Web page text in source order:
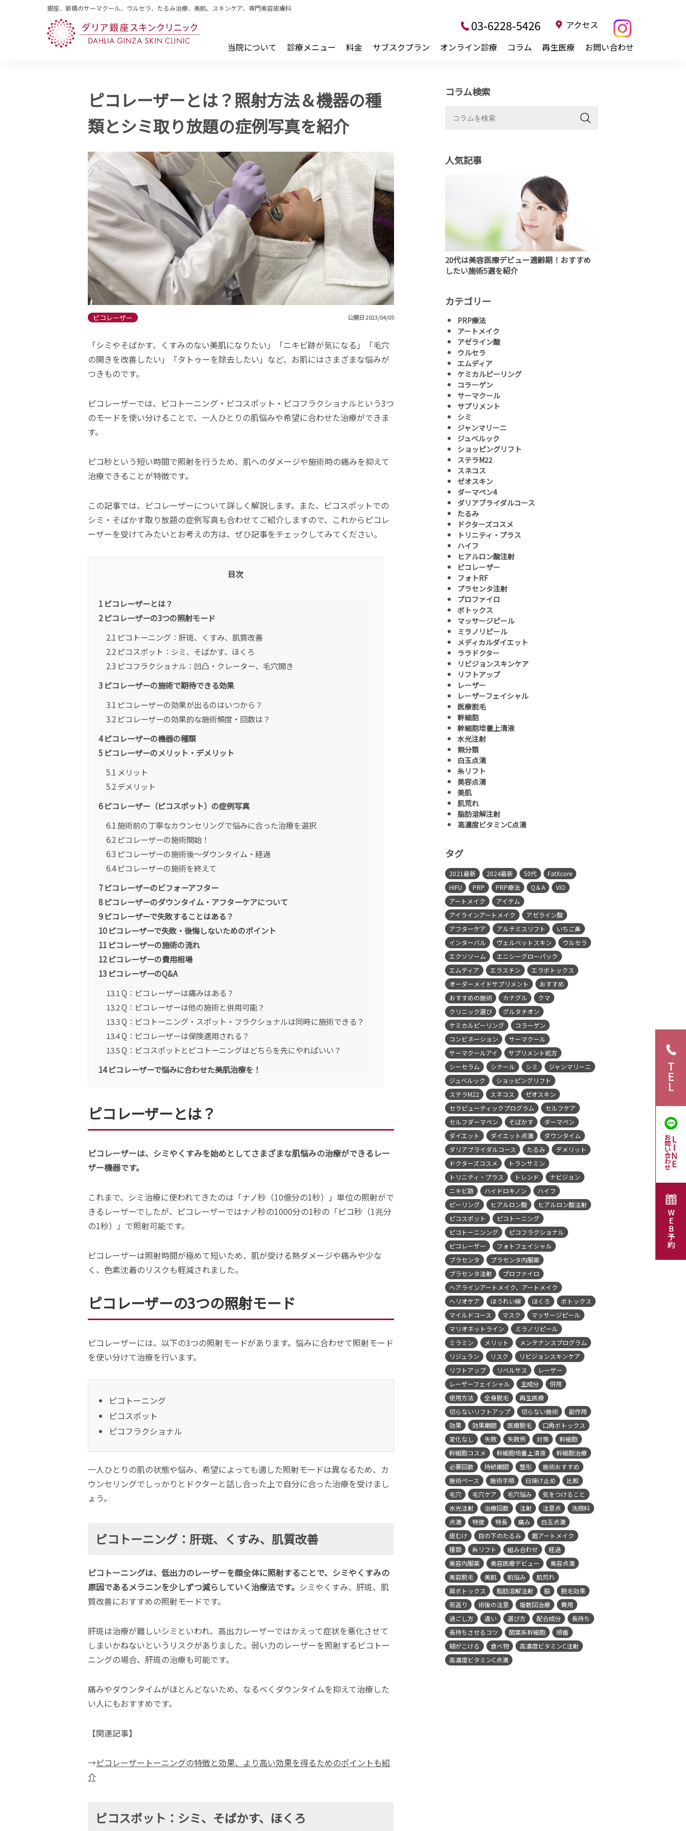
銀座、新橋のサーマクール、ウルセラ、たるみ治療、美肌、スキンケア、専門美容皮膚科
当院について 診療メニュー 料金 サブスクプラン オンライン診療 コラム 再生医療 お問い合わせ
03-6228-5426 アクセス
ピコレーザーとは？照射方法＆機器の種
類とシミ取り放題の症例写真を紹介
ピコレーザー 公開日 2023/04/05
「シミやそばかす、くすみのない美肌になりたい」「ニキビ跡が気になる」「毛穴
の開きを改善したい」「タトゥーを除去したい」など、お肌にはさまざまな悩みが
つきものです。
ピコレーザーでは、ピコトーニング・ピコスポット・ピコフラクショナルという3つ
のモードを使い分けることで、一人ひとりの肌悩みや希望に合わせた治療ができま
す。
ピコ秒という短い時間で照射を行うため、肌へのダメージや施術時の痛みを抑えて
治療できることが特徴です。
この記事では、ピコレーザーについて詳しく解説します。また、ピコスポットでの
シミ・そばかす取り放題の症例写真も合わせてご紹介しますので、これからピコレ
ーザーを受けてみたいとお考えの方は、ぜひ記事をチェックしてみてください。
目次
1 ピコレーザーとは？
2ピコレーザーの3つの照射モード
2.1 ピコトーニング：肝斑、くすみ、肌質改善
2.2 ピコスポット：シミ、そばかす、ほくろ
2.3 ピコフラクショナル：凹凸・クレーター、毛穴開き
3 ピコレーザーの施術で期待できる効果
3.1 ピコレーザーの効果が出るのはいつから？
3.2 ピコレーザーの効果的な施術頻度・回数は？
4ピコレーザーの機器の種類
5 ピコレーザーのメリット・デメリット
5.1 メリット
5.2デメリット
6ピコレーザー（ピコスポット）の症例写真
6.1施術前の丁寧なカウンセリングで悩みに合った治療を選択
6.2 ピコレーザーの施術開始！
6.3 ピコレーザーの施術後〜ダウンタイム・経過
6.4ピコレーザーの施術を終えて
7ピコレーザーのビフォーアフター
8ピコレーザーのダウンタイム・アフターケアについて
9ピコレーザーで失敗することはある？
10ピコレーザーで失敗・後悔しないためのポイント
11 ピコレーザーの施術の流れ
12ピコレーザーの費用相場
13 ピコレーザーのQ&A
13.1Q：ピコレーザーは痛みはある？
13.2Q：ピコレーザーは他の施術と併用可能？
13.3Q：ピコトーニング・スポット・フラクショナルは同時に施術できる？
13.4Q：ピコレーザーは保険適用される？
13.5Q：ピコスポットとピコトーニングはどちらを先にやればいい？
14ピコレーザーで悩みに合わせた美肌治療を！
ピコレーザーとは？
ピコレーザーは、シミやくすみを始めとしてさまざまな肌悩みの治療ができるレー
ザー機器です。
これまで、シミ治療に使われてきたのは「ナノ秒（10億分の1秒）」単位の照射がで
きるレーザーでしたが、ピコレーザーではナノ秒の1000分の1秒の「ピコ秒（1兆分
の1秒）」で照射可能です。
ピコレーザーは照射時間が極めて短いため、肌が受ける熱ダメージや痛みや少な
く、色素沈着のリスクも軽減されました。
ピコレーザーの3つの照射モード
ピコレーザーには、以下の3つの照射モードがあります。悩みに合わせて照射モード
を使い分けて治療を行います。
ピコトーニング
ピコスポット
ピコフラクショナル
一人ひとりの肌の状態や悩み、希望によっても適した照射モードは異なるため、カ
ウンセリングでしっかりとドクターと話し合った上で自分に合った治療を受けまし
ょう。
ピコトーニング：肝斑、くすみ、肌質改善
ピコトーニングは、低出力のレーザーを顔全体に照射することで、シミやくすみの
原因であるメラニンを少しずつ減らしていく治療法です。 シミやくすみ、肝斑、肌
質改善におすすめの照射モードです。
肝斑は治療が難しいシミといわれ、高出力レーザーではかえって症状を悪化させて
しまいかねないというリスクがありました。弱い力のレーザーを照射するピコトー
ニングの場合、肝斑の治療も可能です。
痛みやダウンタイムがほとんどないため、なるべくダウンタイムを抑えて治療した
い人にもおすすめです。
【関連記事】
→ピコレーザートーニングの特徴と効果、より高い効果を得るためのポイントも紹
介
ピコスポット：シミ、そばかす、ほくろ
コラム検索
人気記事
20代は美容医療デビュー適齢期！おすすめ
したい施術5選を紹介
カテゴリー
PRP療法
アートメイク
アゼライン酸
ウルセラ
エムディア
ケミカルピーリング
コラーゲン
サーマクール
サプリメント
シミ
ジャンマリーニ
ジュベルック
ショッピングリフト
ステラM22
スネコス
ゼオスキン
ダーマペン4
ダリアブライダルコース
たるみ
ドクターズコスメ
トリニティ・プラス
ハイフ
ヒアルロン酸注射
ピコレーザー
フォトRF
プラセンタ注射
プロファイロ
ボトックス
マッサージピール
ミラノリピール
メディカルダイエット
ララドクター
リビジョンスキンケア
リフトアップ
レーザー
レーザーフェイシャル
医療脱毛
幹細胞
幹細胞培養上清液
水光注射
無分類
白玉点滴
糸リフト
美容点滴
美肌
肌荒れ
脂肪溶解注射
高濃度ビタミンC点滴
タグ
2021最新 2024最新 50代
FatXcore
HIFU
PRP PRP療法 Q＆A
VIO
アートメイク
アイテム
アイラインアートメイク
アゼライン酸
アフターケア
アルテミスリフト
いちご鼻
インターバル
ヴェルベットスキン
ウルセラ
エクソソーム
エニシーグローパック
エムディア
エラスチン
エラボトックス
オーダーメイドサプリメント
おすすめ
おすすめの施術
カナグル
クマ
クリニック選び
グルタチオン
ケミカルピーリング
コラーゲン
コンビネーション
サーマクール
サーマクールアイ
サプリメント処方
シーセラム
シナール シミ
ジャンマリーニ
ジュベルック
ショッピングリフト
ステラM22
スネコス
ゼオスキン
セラピューティックプログラム
セルフケア
セルフダーマペン
そばかす
ダーマペン
ダイエット
ダイエット点滴
ダウンタイム
ダリアブライダルコース
たるみ
デメリット
ドクターズコスメ
トランサミン
トリニティ・プラス
トレンド
ナビジョン
ニキビ跡
ハイドロキノン
ハイフ
ピーリング
ヒアルロン酸
ヒアルロン酸注射
ピコスポット
ピコトーニング
ピコトーニンング
ピコフラクショナル
ピコレーザー
フォトフェイシャル
プラセンタ
プラセンタ内服薬
プラセンタ注射
プロファイロ
ヘアラインアートメイク、アートメイク
ヘリオケア
ほうれい線 ほくろ
ボトックス
マイルドコース
マスク
マッサージピール
マリオネットライン
ミラノリピール
ミラミン
メリット
メンテナンスプログラム
リジュラン
リスク
リビジョンスキンケア
リフトアップ
リベルサス
レーザー
レーザーフェイシャル
主成分
併用
使用方法
全身脱毛
再生医療
切らないリフトアップ
切らない施術
副作用
効果
効果期間 医療脱毛
口角ボトックス
変化なし
失敗 失敗例 対策
幹細胞
幹細胞コスメ
幹細胞培養上清液
幹細胞治療
必要回数
持続期間 整形
施術おすすめ
施術ペース
施術手順 日焼け止め
比較
毛穴
毛穴ケア 毛穴悩み
気をつけること
水光注射
治療回数 注射 注意点
洗顔料
点滴
特徴 特長 痛み
白玉点滴
皮むけ
目の下のたるみ
眉アートメイク
種類
糸リフト 組み合わせ
経過
美容内服薬
美容医療デビュー
美容点滴
美容脱毛
美肌 肌悩み
肌荒れ
肩ボトックス
脂肪溶解注射 脇
脱毛効果
若返り
術後の注意 複数回治療
費用
過ごし方
違い 選び方 配合成分
長持ち
長持ちさせるコツ
間葉系幹細胞
順番
頬がこける
食べ物
高濃度ビタミンC注射
高濃度ビタミンC点滴